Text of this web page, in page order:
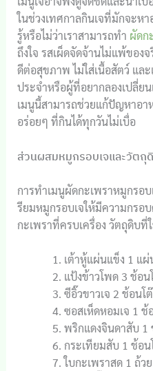
ในช่วงเทศกาลกินเจที่มักจะห
รู้หรือไม่ว่าเราสามารถทำ ผัดก
ถึงใจ รสเผ็ดจัดจ้านไม่แพ้ของ
ดีต่อสุขภาพ ไม่ใส่เนื้อสัตว์ แล
ประจำหรือผู้ที่อยากลองเปลี่ย
เมนูนี้สามารถช่วยแก้ปัญหาอา
อร่อยๆ ที่กินได้ทุกวันไม่เบื่อ
ส่วนผสมหมูกรอบเจและวัตถุ
การทำเมนูผัดกะเพราหมูกรอ
รียมหมูกรอบเจให้มีความกรอ
กะเพราที่ครบเครื่อง วัตถุดิบที่
เต้าหู้แผ่นแข็ง 1 แ
แป้งข้าวโพด 3 ช้อน
ซีอิ๊วขาวเจ 2 ช้อนโ
ซอสเห็ดหอมเจ 1 ช้
พริกแดงจินดาสับ 1
กระเทียมสับ 1 ช้อน
ใบกะเพราสด 1 ถ้วย